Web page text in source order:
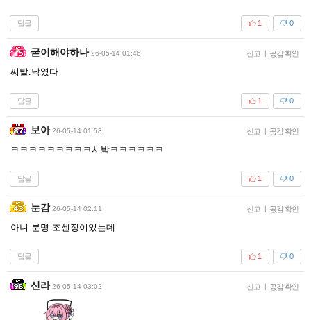
답글 0
1
굳이해야하나 26-05-14 01:46 신고 | 공감 확인
씨발.낚였다
답글 0
1
보아 26-05-14 01:58 신고 | 공감 확인
ㅋㅋㅋㅋㅋㅋㅋㅋㅋ시밬ㅋㅋㅋㅋㅋㅋ
답글 0
1
눈감 26-05-14 02:11 신고 | 공감 확인
아니 분명 조센징이었는데
답글 0
1
신라 26-05-14 03:02 신고 | 공감 확인